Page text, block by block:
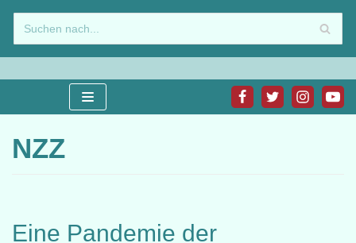
Zum
Inhalt
springen
NZZ
Eine Pandemie der